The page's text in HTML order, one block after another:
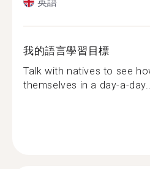
我的語言學習目標
Talk with natives to see
themselves in a day-a-day...